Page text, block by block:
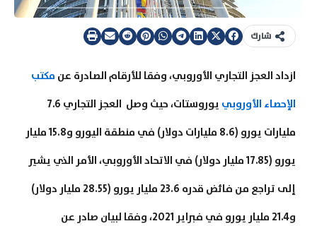
شارك
ازداد العجز التجاري الأوروبي، وفقا للأرقام الصادرة عن مكتب
الإحصاء الأوروبي
يوروستات، حيث وصل العجز التجاري 7.6
مليارات يورو (8.6 مليارات دولار) في منطقة اليورو و15.8 مليار
يورو (17.85 مليار دولار) في الاتحاد الأوروبي، الأمر الذي يشير
إلى تراجع من فائض قدره 23.6 مليار يورو (28.55 مليار دولار)
و21.4 مليار يورو في فبراير 2021، وفقا لبيان صادر عن